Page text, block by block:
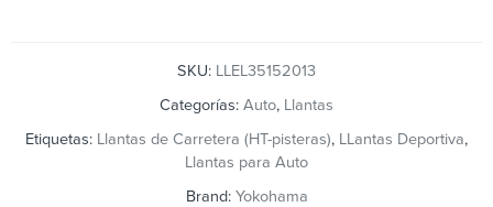
SKU: LLEL35152013
Categorías: Auto, Llantas
Etiquetas: Llantas de Carretera (HT-pisteras), LLantas Deportiva,
Llantas para Auto
Brand: Yokohama